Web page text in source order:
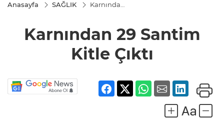
Anasayfa SAĞLIK
Karnından
Karnından 29 Santim
Kitle Çıktı